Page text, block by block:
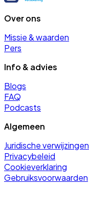
Over ons
Missie & waarden
Pers
Info & advies
Blogs
FAQ
Podcasts
Algemeen
Juridische verwijzingen
Privacybeleid
Cookieverklaring
Gebruiksvoorwaarden